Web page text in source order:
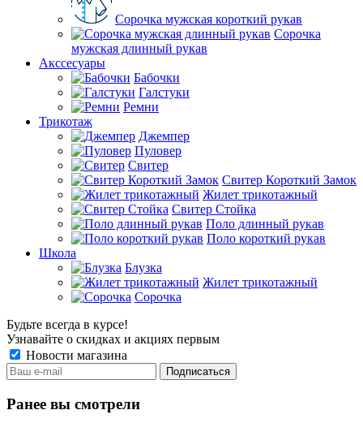
Сорочка мужская короткий рукав
Сорочка
мужская длинный рукав
Акссесуары
Бабочки
Галстуки
Ремни
Трикотаж
Джемпер
Пуловер
Свитер
Свитер Короткий Замок
Жилет трикотажный
Свитер Стойка
Поло длинный рукав
Поло короткий рукав
Школа
Блузка
Жилет трикотажный
Сорочка
Будьте всегда в курсе!
Узнавайте о скидках и акциях первым
Новости магазина
Ранее вы смотрели